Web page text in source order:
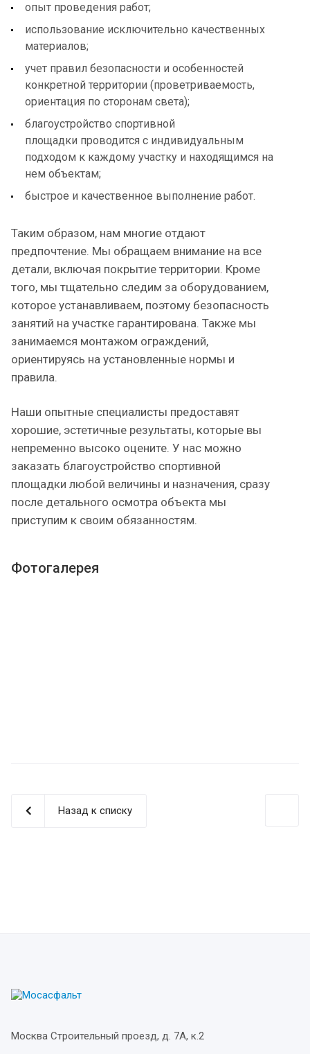
опыт проведения работ;
использование исключительно качественных
материалов;
учет правил безопасности и особенностей
конкретной территории (проветриваемость,
ориентация по сторонам света);
благоустройство спортивной
площадки проводится с индивидуальным
подходом к каждому участку и находящимся на
нем объектам;
быстрое и качественное выполнение работ.
Таким образом, нам многие отдают
предпочтение. Мы обращаем внимание на все
детали, включая покрытие территории. Кроме
того, мы тщательно следим за оборудованием,
которое устанавливаем, поэтому безопасность
занятий на участке гарантирована. Также мы
занимаемся монтажом ограждений,
ориентируясь на установленные нормы и
правила.
Наши опытные специалисты предоставят
хорошие, эстетичные результаты, которые вы
непременно высоко оцените. У нас можно
заказать благоустройство спортивной
площадки любой величины и назначения, сразу
после детального осмотра объекта мы
приступим к своим обязанностям.
Фотогалерея
Назад к списку
Москва Строительный проезд, д. 7А, к.2